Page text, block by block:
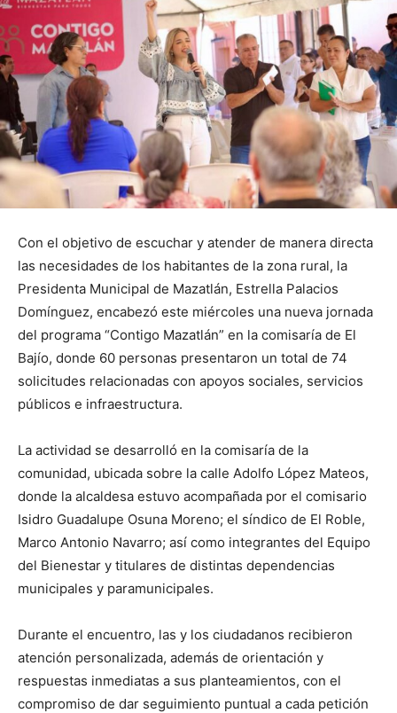
Con el objetivo de escuchar y atender de manera directa
las necesidades de los habitantes de la zona rural, la
Presidenta Municipal de Mazatlán, Estrella Palacios
Domínguez, encabezó este miércoles una nueva jornada
del programa “Contigo Mazatlán” en la comisaría de El
Bajío, donde 60 personas presentaron un total de 74
solicitudes relacionadas con apoyos sociales, servicios
públicos e infraestructura.
La actividad se desarrolló en la comisaría de la
comunidad, ubicada sobre la calle Adolfo López Mateos,
donde la alcaldesa estuvo acompañada por el comisario
Isidro Guadalupe Osuna Moreno; el síndico de El Roble,
Marco Antonio Navarro; así como integrantes del Equipo
del Bienestar y titulares de distintas dependencias
municipales y paramunicipales.
Durante el encuentro, las y los ciudadanos recibieron
atención personalizada, además de orientación y
respuestas inmediatas a sus planteamientos, con el
compromiso de dar seguimiento puntual a cada petición